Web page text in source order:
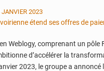
JANVIER 2023
Weblogy, comprenant un pôle
d’accélérer la
2023, le groupe a annoncé